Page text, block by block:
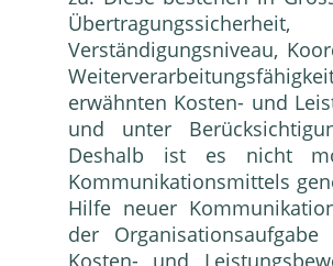
Verständigungsniveau,
erwähnten Kosten- und
und unter
Deshalb ist es nicht
Kommunikationsmittels
Hilfe neuer
der
Kosten- und